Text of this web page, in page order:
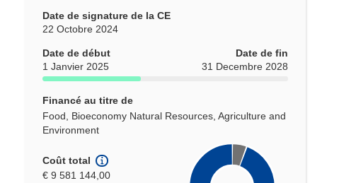
Date de signature de la CE
22 Octobre 2024
Date de début
1 Janvier 2025
Date de fin
31 Decembre 2028
Financé au titre de
Food, Bioeconomy Natural Resources, Agriculture and
Environment
Coût total
€ 9 581 144,00